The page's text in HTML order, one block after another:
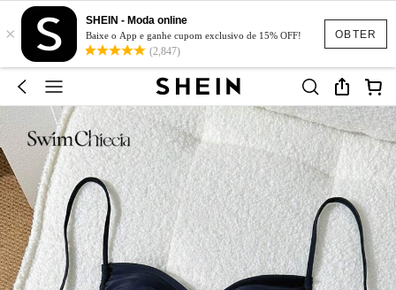
OBTER
×
SHEIN - Moda online
Baixe o App e ganhe cupom exclusivo de 15% OFF!
(2,847)